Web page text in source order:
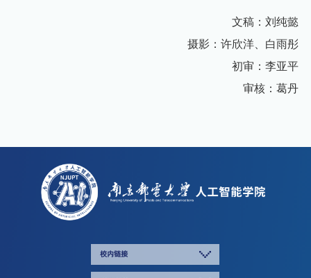
文稿：刘纯懿
摄影：许欣洋
白雨彤
初审：李亚平
审核：葛丹
校内链接